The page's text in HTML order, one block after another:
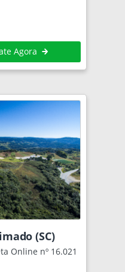
Agora
(SC)
Online nº 16.021